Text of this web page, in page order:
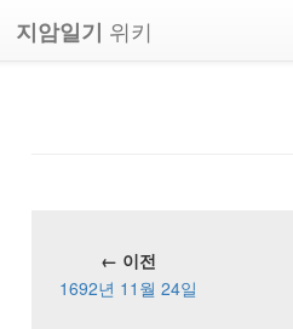
지암일기 위키
← 이전
1692년 11월 24일